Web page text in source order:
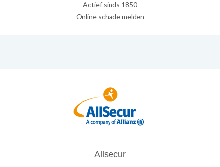
Actief sinds 1850
Online schade melden
Allsecur